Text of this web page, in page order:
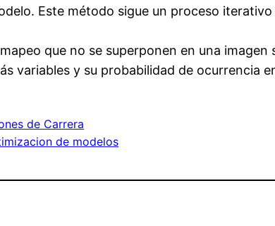
Este método sigue un proceso iterativo
que no se superponen en una imagen
variables y su probabilidad de ocurrencia
de Carrera
de modelos